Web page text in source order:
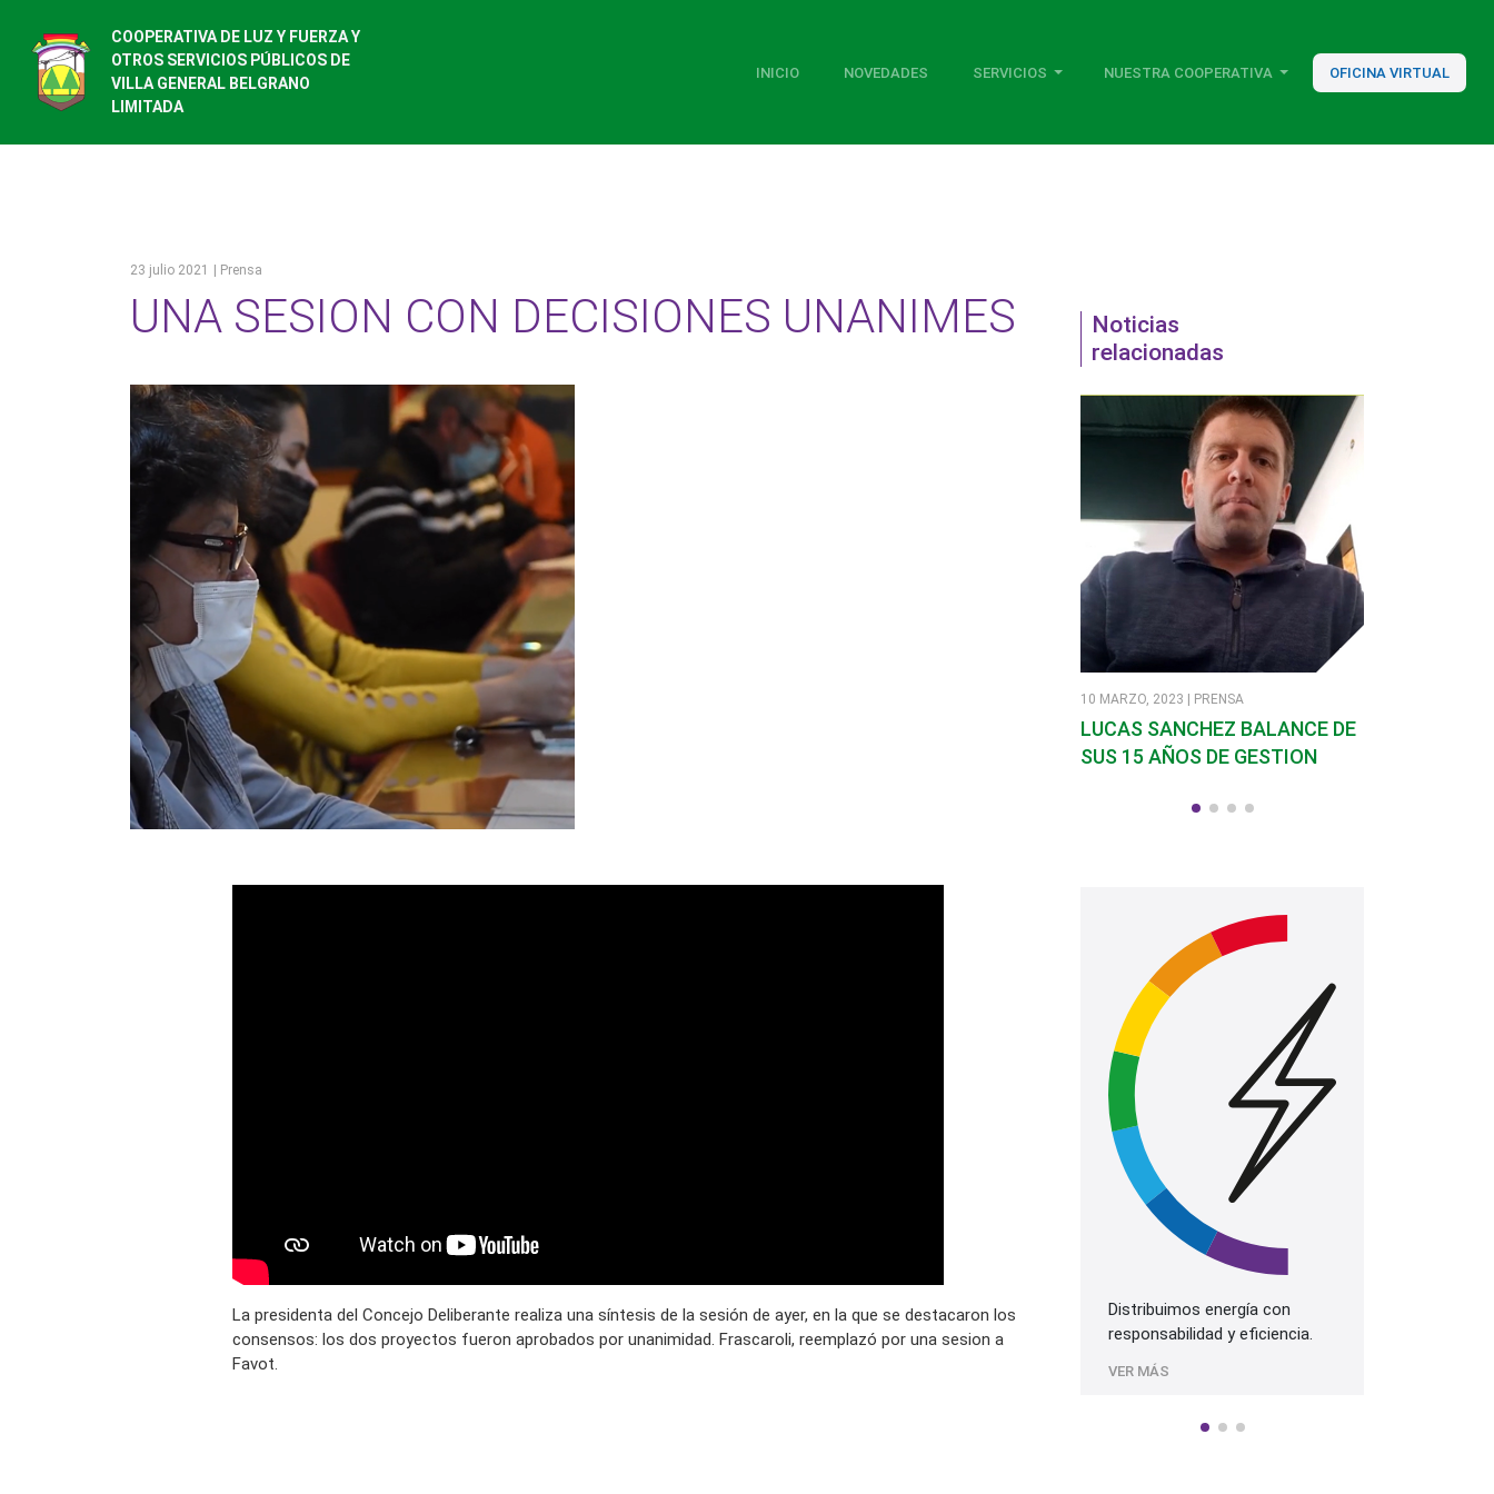
COOPERATIVA DE LUZ Y FUERZA Y
OTROS SERVICIOS PÚBLICOS DE
VILLA GENERAL BELGRANO
LIMITADA
INICIO NOVEDADES SERVICIOS NUESTRA COOPERATIVA OFICINA VIRTUAL
23 julio 2021 | Prensa
UNA SESION CON DECISIONES UNANIMES
La presidenta del Concejo Deliberante realiza una síntesis de la sesión de ayer, en la que se destacaron los
consensos: los dos proyectos fueron aprobados por unanimidad. Frascaroli, reemplazó por una sesion a
Favot.
Noticias
relacionadas
10 MARZO, 2023 | PRENSA
LUCAS SANCHEZ BALANCE DE
SUS 15 AÑOS DE GESTION
Distribuimos energía con
responsabilidad y eficiencia.
VER MÁS